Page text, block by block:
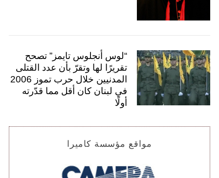
“لوس أنجلوس تايمز” تصحح
تقريرًا لها وتقرّ بأن عدد القتلى
المدنيين خلال حرب تموز 2006
في لبنان كان أقل مما قدّرته
أولًا
مواقع مؤسسة كاميرا